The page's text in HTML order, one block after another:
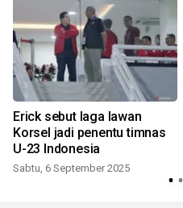
Erick sebut laga lawan
Korsel jadi penentu timnas
U-23 Indonesia
Sabtu, 6 September 2025